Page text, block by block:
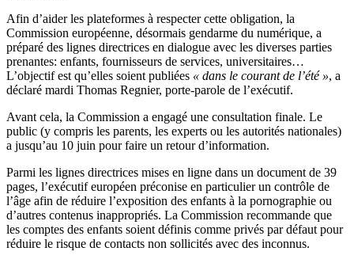
Afin d’aider les plateformes à respecter cette obligation, la
Commission européenne, désormais gendarme du numérique, a
préparé des lignes directrices en dialogue avec les diverses parties
prenantes: enfants, fournisseurs de services, universitaires…
L’objectif est qu’elles soient publiées « dans le courant de l’été », a
déclaré mardi Thomas Regnier, porte-parole de l’exécutif.
Avant cela, la Commission a engagé une consultation finale. Le
public (y compris les parents, les experts ou les autorités nationales)
a jusqu’au 10 juin pour faire un retour d’information.
Parmi les lignes directrices mises en ligne dans un document de 39
pages, l’exécutif européen préconise en particulier un contrôle de
l’âge afin de réduire l’exposition des enfants à la pornographie ou
d’autres contenus inappropriés. La Commission recommande que
les comptes des enfants soient définis comme privés par défaut pour
réduire le risque de contacts non sollicités avec des inconnus.